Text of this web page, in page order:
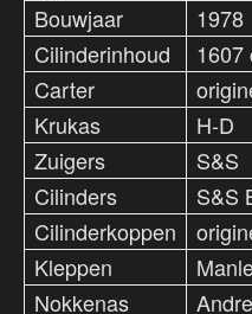
Bouwjaar
1978
Cilinderinhoud
1607
Carter
Krukas
H-D
Zuigers
S&S
Cilinders
S&S
Cilinderkoppen
Kleppen
Nokkenas